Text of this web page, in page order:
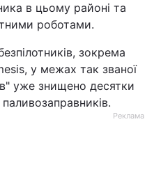
в цьому районі та
роботами.
зокрема
у межах так званої
уже знищено десятки
Реклама